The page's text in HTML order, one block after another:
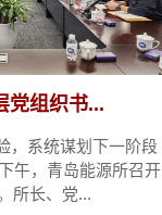
党组织书...
，系统谋划下一阶段
午，青岛能源所召开
所长、党...